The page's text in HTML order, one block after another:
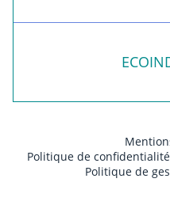
Politique de
Politique de